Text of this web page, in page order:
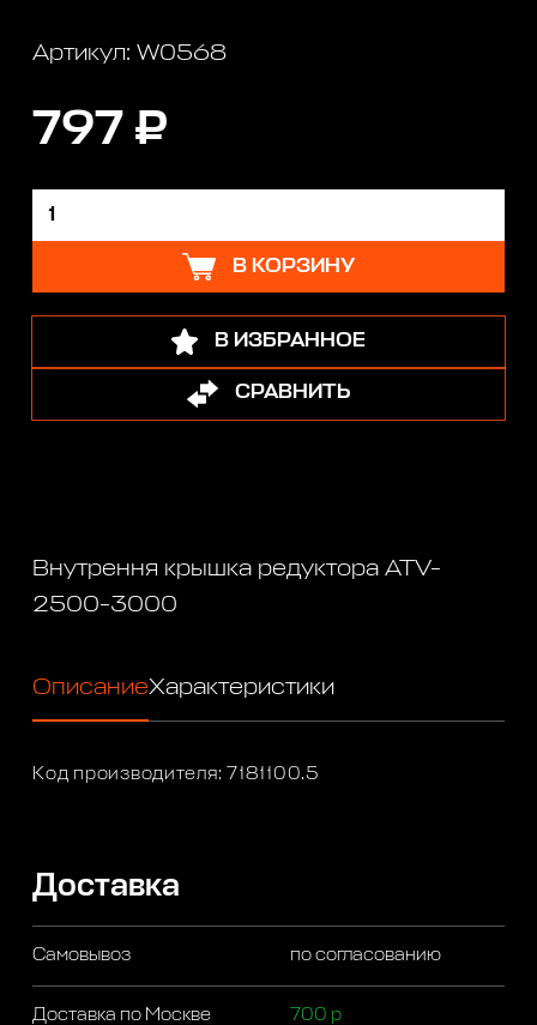
Артикул: W0568
797 ₽
В КОРЗИНУ
В ИЗБРАННОЕ
СРАВНИТЬ
Внутрення крышка редуктора ATV-
2500-3000
ОписаниеХарактеристики
Код производителя: 7181100.5
Доставка
Самовывоз по согласованию
Доставка по Москве
700 р